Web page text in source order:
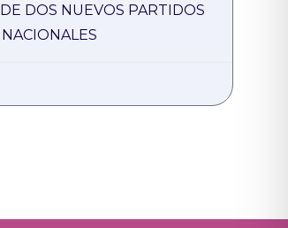
DOS NUEVOS PARTIDOS